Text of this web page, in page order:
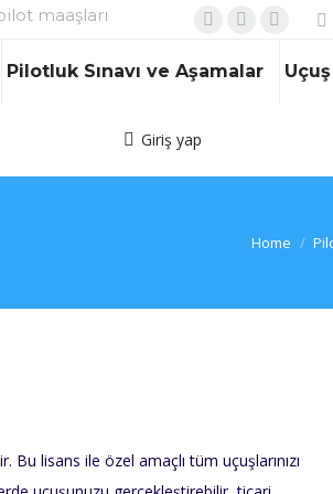
maaşları
Facebook
page
window
X
page
window
page
window
Pilotluk Sınavı ve Aşamalar
Giriş yap
You are
Home
lisans ile özel amaçlı tüm uçuşlarınızı